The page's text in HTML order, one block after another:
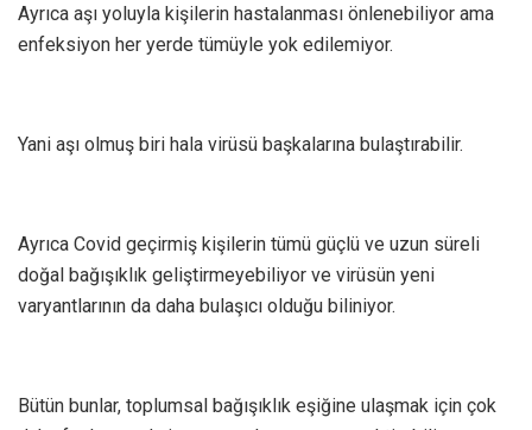
Ayrıca aşı yoluyla kişilerin hastalanması önlenebiliyor ama
enfeksiyon her yerde tümüyle yok edilemiyor.
Yani aşı olmuş biri hala virüsü başkalarına bulaştırabilir.
Ayrıca Covid geçirmiş kişilerin tümü güçlü ve uzun süreli
doğal bağışıklık geliştirmeyebiliyor ve virüsün yeni
varyantlarının da daha bulaşıcı olduğu biliniyor.
Bütün bunlar, toplumsal bağışıklık eşiğine ulaşmak için çok